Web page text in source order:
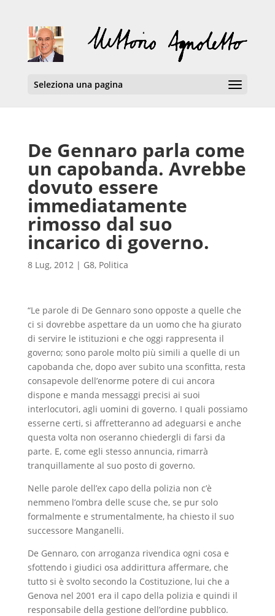
Seleziona una pagina
De Gennaro parla come
un capobanda. Avrebbe
dovuto essere
immediatamente
rimosso dal suo
incarico di governo.
8 Lug, 2012| G8, Politica
“Le parole di De Gennaro sono opposte a quelle che
ci si dovrebbe aspettare da un uomo che ha giurato
di servire le istituzioni e che oggi rappresenta il
governo; sono parole molto più simili a quelle di un
capobanda che, dopo aver subito una sconfitta, resta
consapevole dell’enorme potere di cui ancora
dispone e manda messaggi precisi ai suoi
interlocutori, agli uomini di governo. I quali possiamo
esserne certi, si affretteranno ad adeguarsi e anche
questa volta non oseranno chiedergli di farsi da
parte. E, come egli stesso annuncia, rimarrà
tranquillamente al suo posto di governo.
Nelle parole dell’ex capo della polizia non c’è
nemmeno l’ombra delle scuse che, se pur solo
formalmente e strumentalmente, ha chiesto il suo
successore Manganelli.
De Gennaro, con arroganza rivendica ogni cosa e
sfottendo i giudici osa addirittura affermare, che
tutto si è svolto secondo la Costituzione, lui che a
Genova nel 2001 era il capo della polizia e quindi il
responsabile della gestione dell’ordine pubblico.